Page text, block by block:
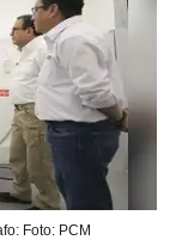
Foto: PCM